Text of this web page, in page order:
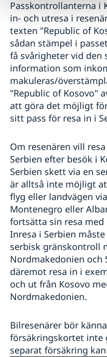
Passkontrollanterna i
in- och utresa i
texten "Republic of
sådan stämpel i
få svårigheter vid den
information som
makuleras/
"Republic of Kosovo"
att göra det möjligt
sitt pass för resa in i
Om resenären vill
Serbien efter besök i
Serbien skett via en
är alltså inte möjligt
flyg eller landvägen
Montenegro eller
fortsätta sin resa med
Inresa i Serbien
serbisk gränskontroll
Nordmakedonien och
däremot resa in i
och ut från Kosovo
Nordmakedonien.
Bilresenärer bör
försäkringskortet inte
separat försäkring